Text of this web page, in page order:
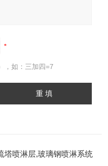
，如：三加四=7
塔喷淋层,玻璃钢喷淋系统